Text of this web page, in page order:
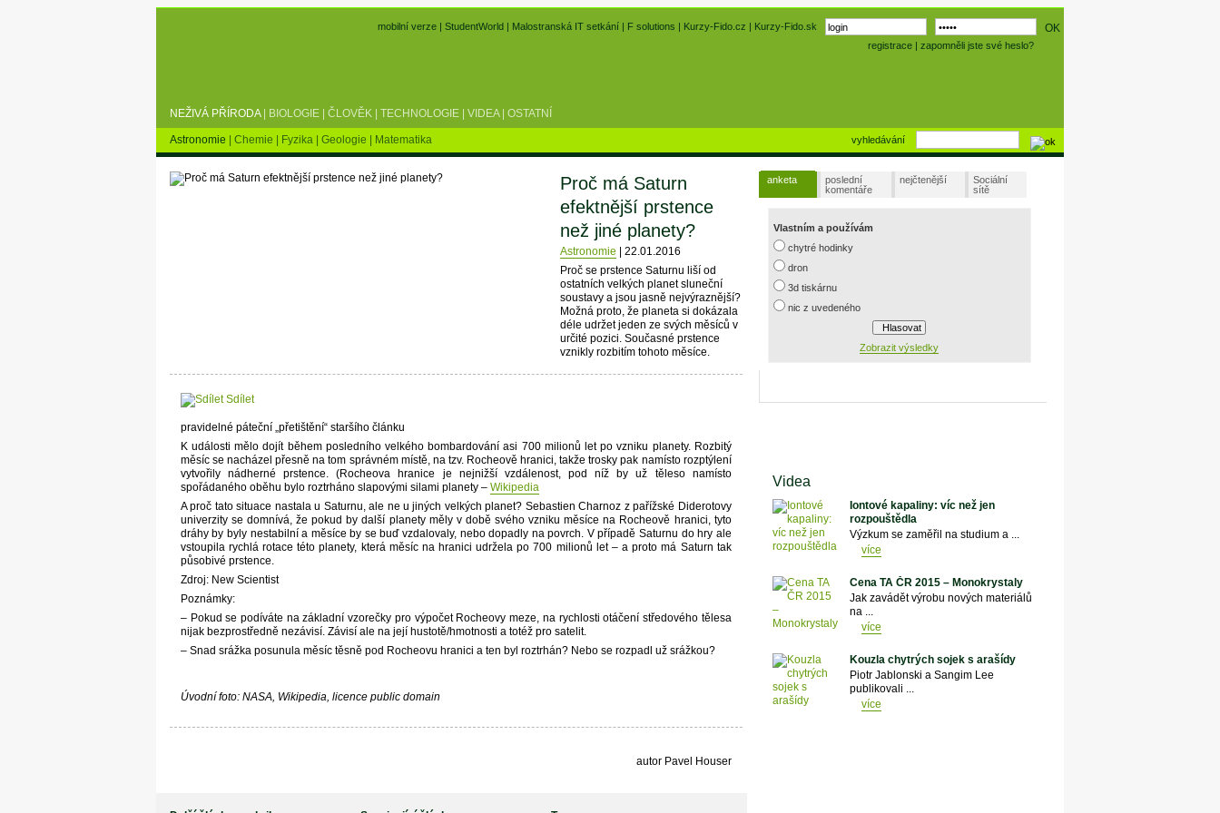
registrace | zapomněli jste své heslo?
mobilní verze |StudentWorld | Malostranská IT setkání | F solutions | Kurzy-Fido.cz | Kurzy-Fido.sk
NEŽIVÁ PŘÍRODA| BIOLOGIE | ČLOVĚK | TECHNOLOGIE | VIDEA| OSTATNÍ
Astronomie | Chemie | Fyzika | Geologie | Matematika vyhledávání
Proč má Saturn
efektnější prstence
než jiné planety?
Astronomie
22.01.2016
Proč se prstence Saturnu liší od
ostatních velkých planet sluneční
soustavy a jsou jasně nejvýraznější?
Možná proto, že planeta si dokázala
déle udržet jeden ze svých měsíců v
určité pozici. Současné prstence
vznikly rozbitím tohoto měsíce.
Sdílet
pravidelné páteční „přetištění“ staršího článku
K události mělo dojít během posledního velkého bombardování asi 700 milionů let po vzniku planety. Rozbitý
měsíc se nacházel přesně na tom správném místě, na tzv. Rocheově hranici, takže trosky pak namísto rozptýlení
vytvořily nádherné prstence. (Rocheova hranice je nejnižší vzdálenost, pod níž by už těleso namísto
spořádaného oběhu bylo roztrháno slapovými silami planety – Wikipedia
A proč tato situace nastala u Saturnu, ale ne u jiných velkých planet? Sebastien Charnoz z pařížské Diderotovy
univerzity se domnívá, že pokud by další planety měly v době svého vzniku měsíce na Rocheově hranici, tyto
dráhy by byly nestabilní a měsíce by se buď vzdalovaly, nebo dopadly na povrch. V případě Saturnu do hry ale
vstoupila rychlá rotace této planety, která měsíc na hranici udržela po 700 milionů let – a proto má Saturn tak
působivé prstence.
Zdroj: New Scientist
Poznámky:
– Pokud se podíváte na základní vzorečky pro výpočet Rocheovy meze, na rychlosti otáčení středového tělesa
nijak bezprostředně nezávisí. Závisí ale na její hustotě/hmotnosti a totéž pro satelit.
– Snad srážka posunula měsíc těsně pod Rocheovu hranici a ten byl roztrhán? Nebo se rozpadl už srážkou?
Úvodní foto: NASA, Wikipedia, licence public domain
autor Pavel Houser
anketa
poslední
komentáře
nejčtenější
Sociální
sítě
Vlastním a používám
chytré hodinky
dron
3d tiskárnu
nic z uvedeného
Zobrazit výsledky
Videa
Iontové kapaliny: víc než jen
rozpouštědla
Výzkum se zaměřil na studium a ...
více
Cena TA ČR 2015 – Monokrystaly
Jak zavádět výrobu nových materiálů
na ...
více
Kouzla chytrých sojek s arašídy
Piotr Jablonski a Sangim Lee
publikovali ...
více